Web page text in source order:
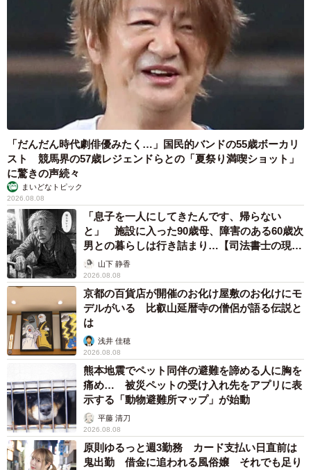
「だんだん時代劇俳優みたく…」国民的バンドの55歳ボーカリ
スト 競馬界の57歳レジェンドらとの「夏祭り満喫ショット」
に驚きの声続々
まいどなトピック
2026.08.08
「息子を一人にしてきたんです、帰らない
と」 施設に入った90歳母、障害のある60歳次
男との暮らしは行き詰まり…【司法書士の現場
から】山下 静香
2026.08.08
京都の百貨店が開催のお化け屋敷のお化けにモ
デルがいる 比叡山延暦寺の僧侶が語る伝説と
は
浅井 佳穂
2026.08.08
熊本地震でペット同伴の避難を諦める人に胸を
痛め… 被災ペットの受け入れ先をアプリに表
示する「動物避難所マップ」が始動
平藤 清刀
2026.08.08
原則ゆるっと週3勤務 カード支払い日直前は
鬼出勤 借金に追われる風俗嬢 それでも足り